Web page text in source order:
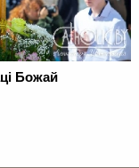
Божай